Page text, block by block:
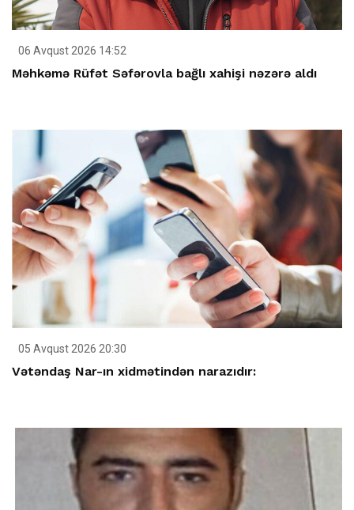
06 Avqust 2026 14:52
Məhkəmə Rüfət Səfərovla bağlı xahişi nəzərə aldı
05 Avqust 2026 20:30
Vətəndaş Nar-ın xidmətindən narazıdır: